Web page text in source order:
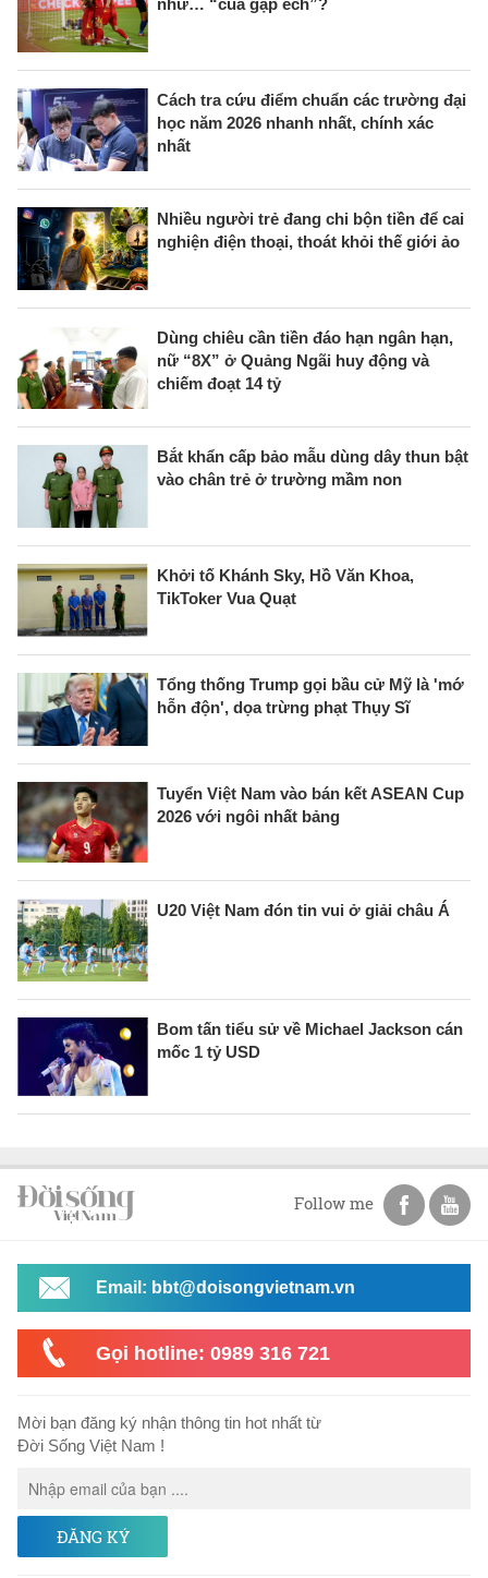
Cách tra cứu điểm chuẩn các trường đại
học năm 2026 nhanh nhất, chính xác
nhất
Nhiều người trẻ đang chi bộn tiền để cai
nghiện điện thoại, thoát khỏi thế giới ảo
Dùng chiêu cần tiền đáo hạn ngân hạn,
nữ “8X” ở Quảng Ngãi huy động và
chiếm đoạt 14 tỷ
Bắt khẩn cấp bảo mẫu dùng dây thun bật
vào chân trẻ ở trường mầm non
Khởi tố Khánh Sky, Hồ Văn Khoa,
TikToker Vua Quạt
Tổng thống Trump gọi bầu cử Mỹ là 'mớ
hỗn độn', dọa trừng phạt Thụy Sĩ
Tuyển Việt Nam vào bán kết ASEAN Cup
2026 với ngôi nhất bảng
U20 Việt Nam đón tin vui ở giải châu Á
Bom tấn tiểu sử về Michael Jackson cán
mốc 1 tỷ USD
Follow me
Email: bbt@doisongvietnam.vn
Gọi hotline: 0989 316 721
Mời bạn đăng ký nhận thông tin hot nhất từ
Đời Sống Việt Nam !
ĐĂNG KÝ